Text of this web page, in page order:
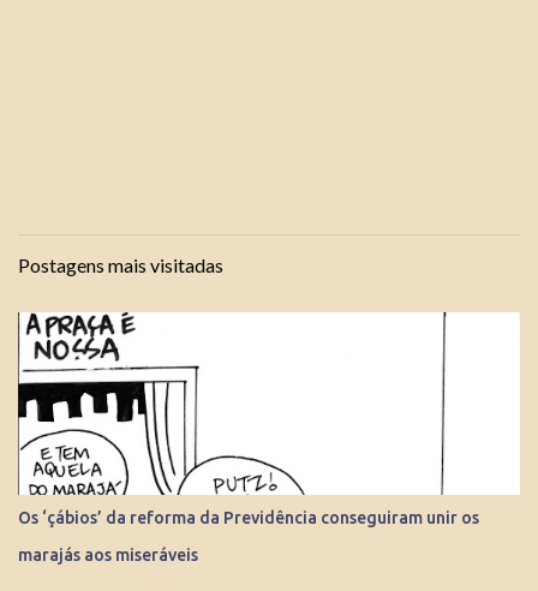
Postagens mais visitadas
Os ‘çábios’ da reforma da Previdência conseguiram unir os
marajás aos miseráveis